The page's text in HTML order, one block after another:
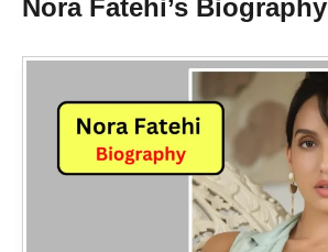
Nora Fatehi’s Biography